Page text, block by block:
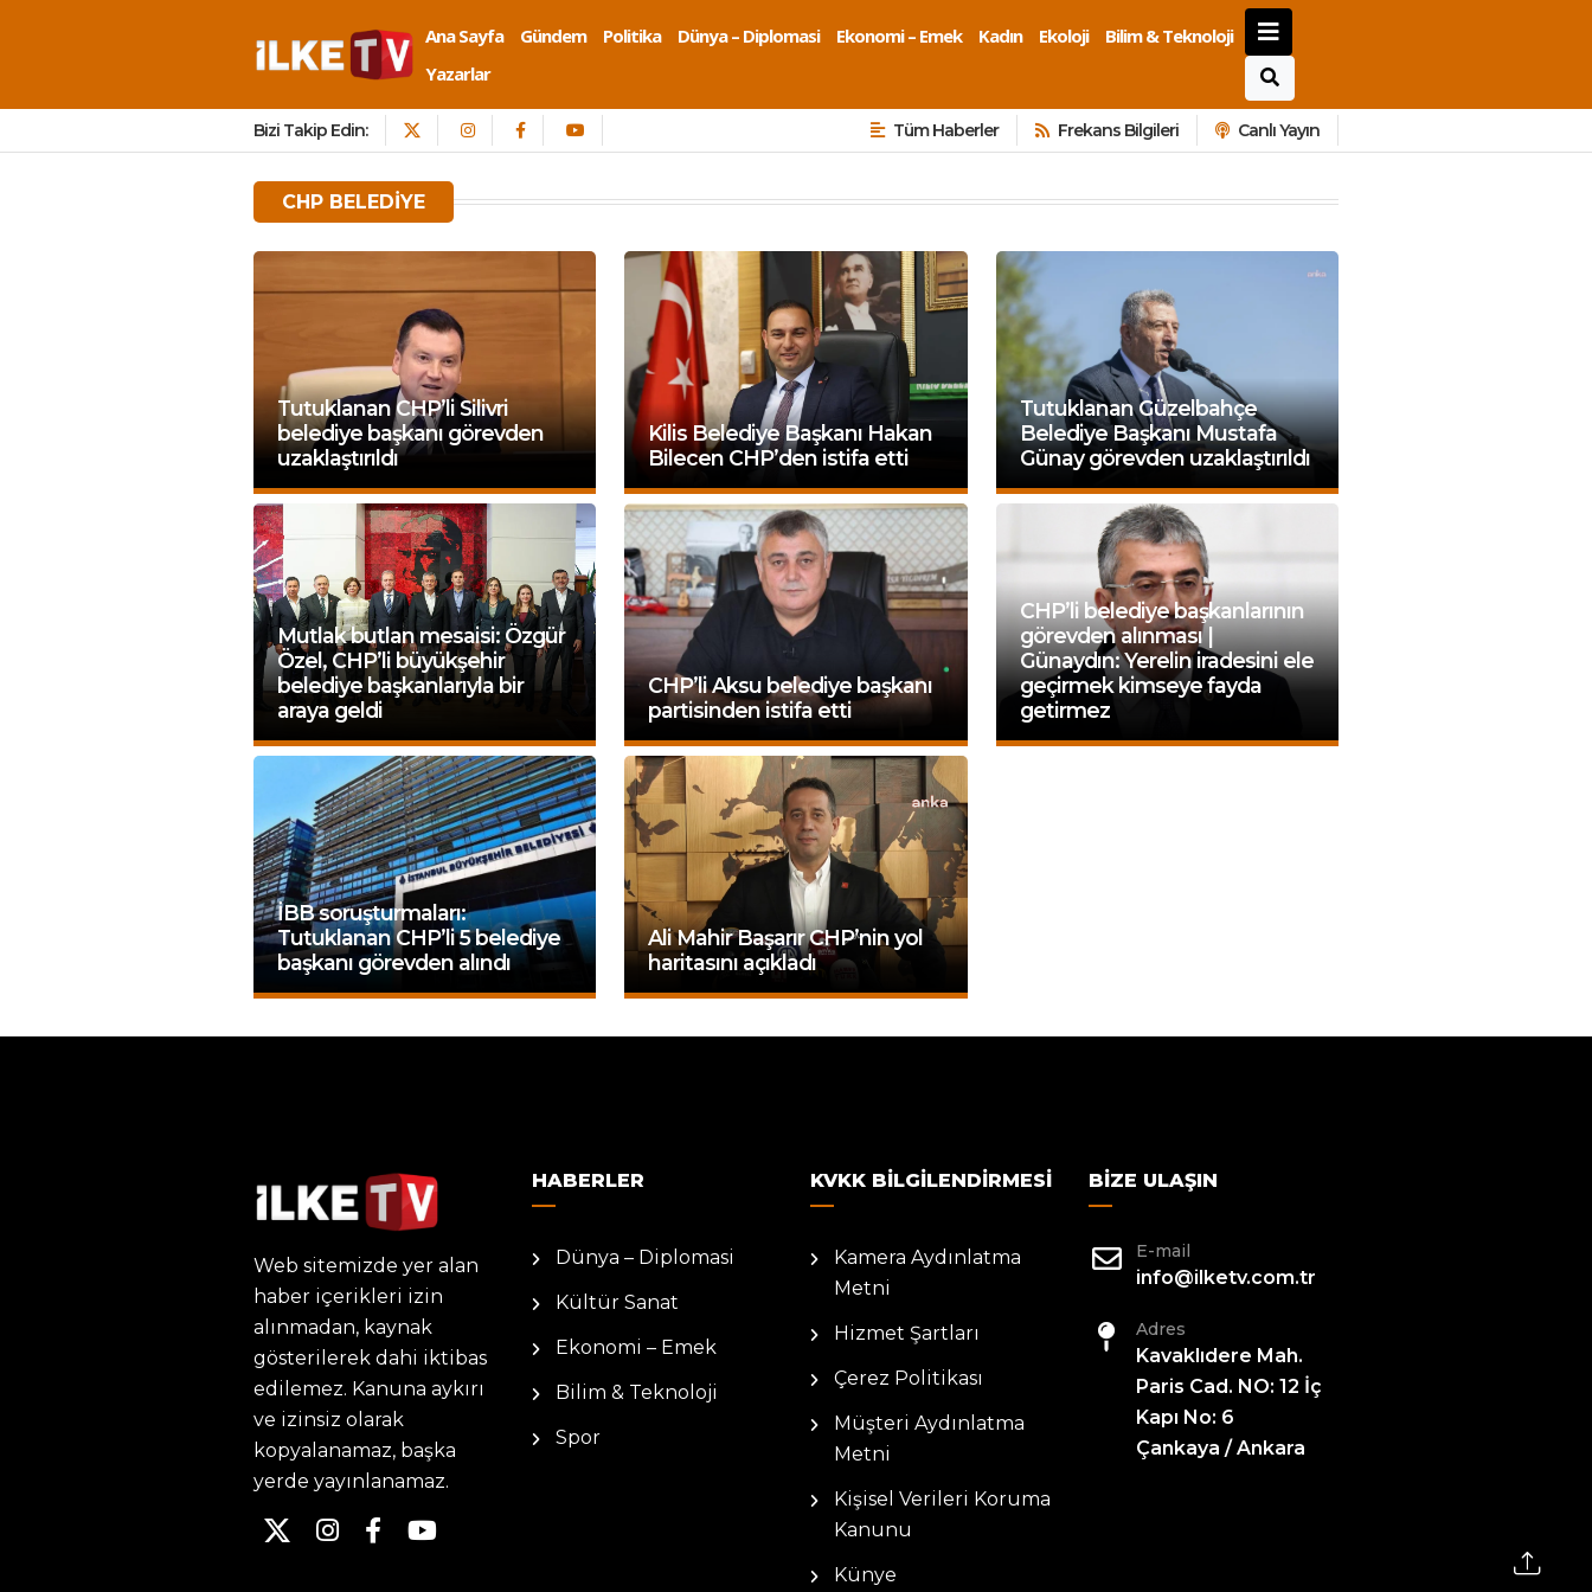
Ana Sayfa Gündem Politika Dünya – Diplomasi Ekonomi – Emek Kadın Ekoloji
Bilim & Teknoloji
Yazarlar
Bizi Takip Edin: Tüm Haberler Frekans Bilgileri Canlı Yayın
CHP BELEDIYE
Tutuklanan CHP’li Silivri
belediye başkanı görevden
uzaklaştırıldı
Kilis Belediye Başkanı Hakan
Bilecen CHP’den istifa etti
Tutuklanan Güzelbahçe
Belediye Başkanı Mustafa
Günay görevden uzaklaştırıldı
Mutlak butlan mesaisi: Özgür
Özel, CHP’li büyükşehir
belediye başkanlarıyla bir
araya geldi
CHP’li Aksu belediye başkanı
partisinden istifa etti
CHP’li belediye başkanlarının
görevden alınması |
Günaydın: Yerelin iradesini ele
geçirmek kimseye fayda
getirmez
İBB soruşturmaları:
Tutuklanan CHP’li 5 belediye
başkanı görevden alındı
Ali Mahir Başarır CHP’nin yol
haritasını açıkladı
Web sitemizde yer alan
haber içerikleri izin
alınmadan, kaynak
gösterilerek dahi iktibas
edilemez. Kanuna aykırı
ve izinsiz olarak
kopyalanamaz, başka
yerde yayınlanamaz.
HABERLER
Dünya – Diplomasi
Kültür Sanat
Ekonomi – Emek
Bilim & Teknoloji
Spor
KVKK BILGILENDIRMESI
Kamera Aydınlatma
Metni
Hizmet Şartları
Çerez Politikası
Müşteri Aydınlatma
Metni
Kişisel Verileri Koruma
Kanunu
Künye
BIZE ULAŞIN
E-mail
info@ilketv.com.tr
Adres
Kavaklıdere Mah.
Paris Cad. NO: 12 İç
Kapı No: 6
Çankaya / Ankara